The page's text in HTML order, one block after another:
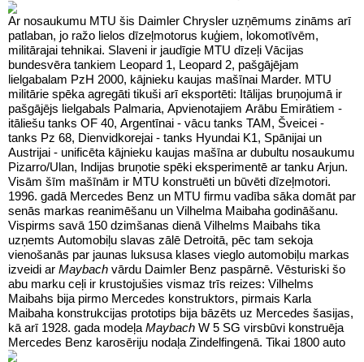
Ar nosaukumu MTU šis Daimler Chrysler uzņēmums zināms arī
patlaban, jo ražo lielos dīzeļmotorus kuģiem, lokomotīvēm,
militārajai tehnikai. Slaveni ir jaudīgie MTU dīzeļi Vācijas
bundesvēra tankiem Leopard 1, Leopard 2, pašgājējam
lielgabalam PzH 2000, kājnieku kaujas mašīnai Marder. MTU
militārie spēka agregāti tikuši arī eksportēti: Itālijas bruņojumā ir
pašgājējs lielgabals Palmaria, Apvienotajiem Arābu Emirātiem -
itāliešu tanks OF 40, Argentīnai - vācu tanks TAM, Šveicei -
tanks Pz 68, Dienvidkorejai - tanks Hyundai K1, Spānijai un
Austrijai - unificēta kājnieku kaujas mašīna ar dubultu nosaukumu
Pizarro/Ulan, Indijas bruņotie spēki eksperimentē ar tanku Arjun.
Visām šīm mašīnām ir MTU konstruēti un būvēti dīzeļmotori.
1996. gadā Mercedes Benz un MTU firmu vadība sāka domāt par
senās markas reanimēšanu un Vilhelma Maibaha godināšanu.
Vispirms savā 150 dzimšanas dienā Vilhelms Maibahs tika
uzņemts Automobiļu slavas zālē Detroitā, pēc tam sekoja
vienošanās par jaunas luksusa klases vieglo automobiļu markas
izveidi ar Maybach vārdu Daimler Benz paspārnē. Vēsturiski šo
abu marku ceļi ir krustojušies vismaz trīs reizes: Vilhelms
Maibahs bija pirmo Mercedes konstruktors, pirmais Karla
Maibaha konstrukcijas prototips bija bāzēts uz Mercedes šasijas,
kā arī 1928. gada modeļa Maybach W 5 SG virsbūvi konstruēja
Mercedes Benz karosēriju nodaļa Zindelfingenā. Tikai 1800 auto